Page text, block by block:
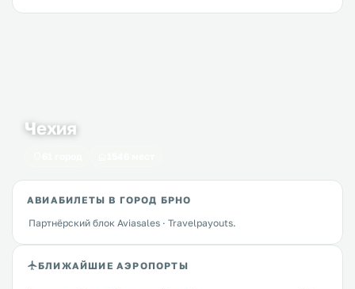
Чехия
АВИАБИЛЕТЫ В ГОРОД БРНО
Партнёрский блок Aviasales · Travelpayouts.
БЛИЖАЙШИЕ АЭРОПОРТЫ